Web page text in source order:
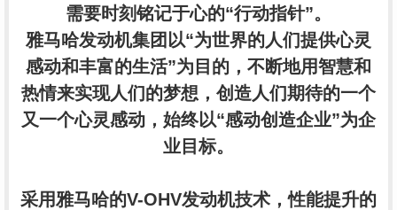
需要时刻铭记于心的“行动指针”。
雅马哈发动机集团以“为世界的人们提供心灵
感动和丰富的生活”为目的，不断地用智慧和
热情来实现人们的梦想，创造人们期待的一个
又一个心灵感动，始终以“感动创造企业”为企
业目标。
采用雅马哈的V-OHV发动机技术，性能提升的